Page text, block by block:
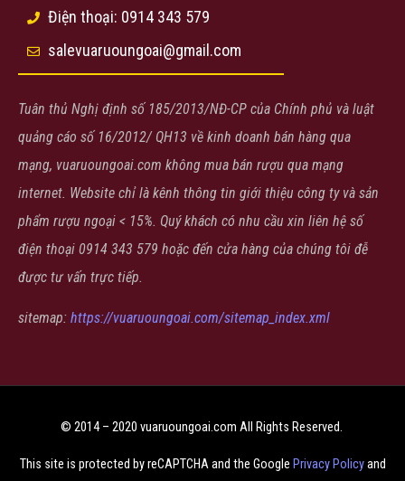
Điện thoại: 0914 343 579
salevuaruoungoai@gmail.com
Tuân thủ Nghị định số 185/2013/NĐ-CP của Chính phủ và luật
quảng cáo số 16/2012/ QH13 về kinh doanh bán hàng qua
mạng, vuaruoungoai.com không mua bán rượu qua mạng
internet. Website chỉ là kênh thông tin giới thiệu công ty và sản
phẩm rượu ngoại < 15%. Quý khách có nhu cầu xin liên hệ số
điện thoại 0914 343 579 hoặc đến cửa hàng của chúng tôi đễ
được tư vấn trực tiếp.
sitemap: https://vuaruoungoai.com/sitemap_index.xml
© 2014 – 2020 vuaruoungoai.com All Rights Reserved.
This site is protected by reCAPTCHA and the Google Privacy Policyand